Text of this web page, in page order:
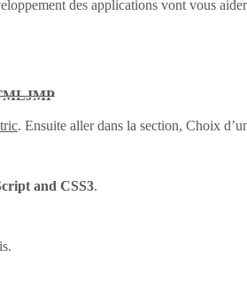
des applications vont vous
. Ensuite aller dans la section, Choix
and CSS3.